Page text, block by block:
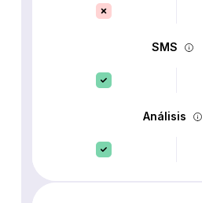
SMS
Análisis